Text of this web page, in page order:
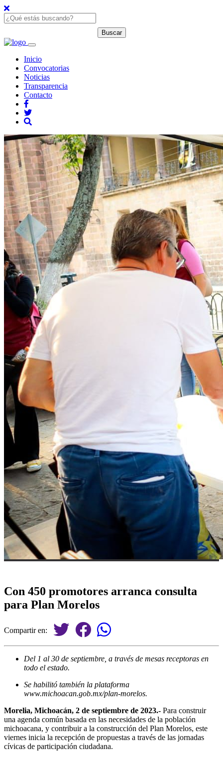
Inicio
Convocatorias
Noticias
Transparencia
Contacto
Con 450 promotores arranca consulta
para Plan Morelos
Compartir en:
Del 1 al 30 de septiembre, a través de mesas receptoras en
todo el estado.
Se habilitó también la plataforma
www.michoacan.gob.mx/plan-morelos.
Morelia, Michoacán, 2 de septiembre de 2023.- Para construir
una agenda común basada en las necesidades de la población
michoacana, y contribuir a la construcción del Plan Morelos, este
viernes inicia la recepción de propuestas a través de las jornadas
cívicas de participación ciudadana.